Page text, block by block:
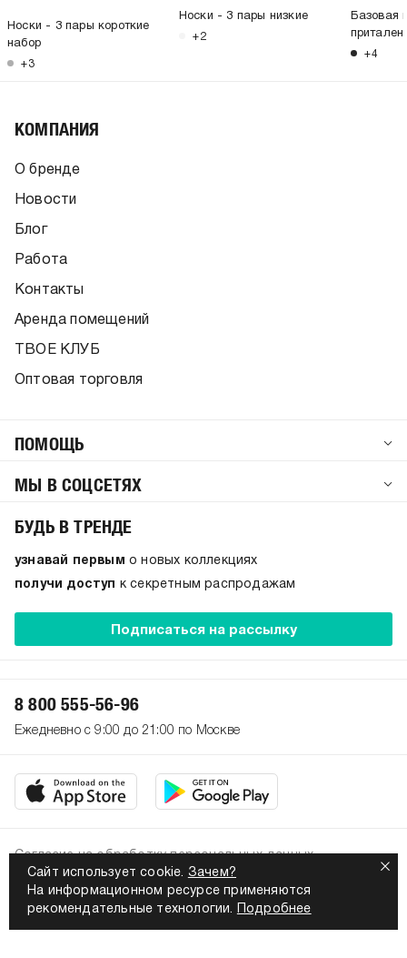
Носки - 3 пары короткие
набор
+3
Носки - 3 пары низкие
+2
Базовая
+4
Сайт использует cookie. Зачем?
На информационном ресурсе применяются
рекомендательные технологии.
Подробнее
КОМПАНИЯ
О бренде
Новости
Блог
Работа
Контакты
Аренда помещений
ТВОЕ КЛУБ
Оптовая торговля
ПОМОЩЬ
МЫ В СОЦСЕТЯХ
БУДЬ В ТРЕНДЕ
узнавай первым о новых коллекциях
получи доступ к секретным распродажам
Подписаться на рассылку
8 800 555-56-96
Ежедневно с 9:00 до 21:00 по Москве
2026. Все права защищены
Политика конфиденциальности
Согласие на обработку персональных данных